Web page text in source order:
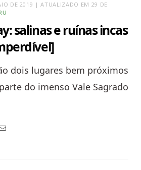
DE 2019 | ATUALIZADO EM 29 DE
salinas e ruínas incas
dois lugares bem próximos
do imenso Vale Sagrado